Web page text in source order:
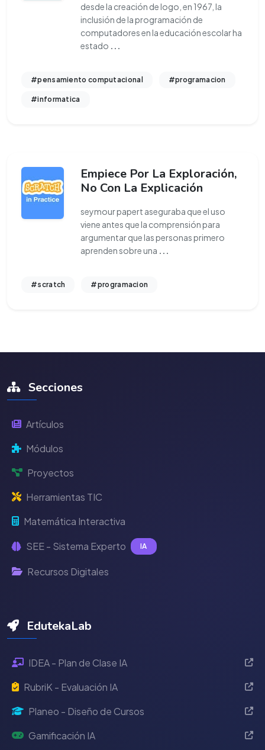
desde la creación de logo, en 1967, la
inclusión de la programación de
computadores en la educación escolar ha
estado
#pensamiento computacional #programacion
#informatica
Empiece Por La Exploración,
No Con La Explicación
seymour papert aseguraba que el uso
viene antes que la comprensión para
argumentar que las personas primero
aprenden sobre una
#scratch #programacion
Secciones
Artículos
Módulos
Proyectos
Herramientas TIC
Matemática Interactiva
SEE - Sistema Experto IA
Recursos Digitales
EdutekaLab
IDEA - Plan de Clase IA
RubriK - Evaluación IA
Planeo - Diseño de Cursos
Gamificación IA